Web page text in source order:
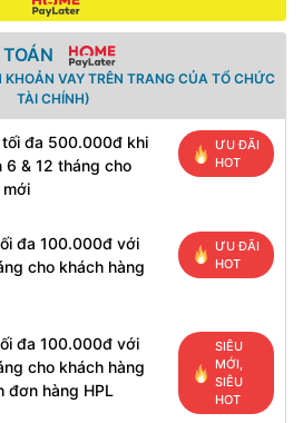
VAY TRÊN TRANG CỦA TỔ CHỨC
TÀI CHÍNH)
tối đa 500.000đ khi
6 & 12 tháng cho
mới
ƯU ĐÃI
HOT
đa 100.000đ với
cho khách hàng
ƯU ĐÃI
HOT
đa 100.000đ với
cho khách hàng
đơn hàng HPL
SIÊU
MỚI,
SIÊU
HOT